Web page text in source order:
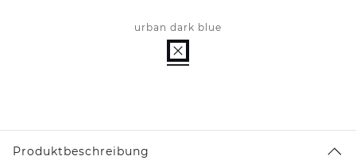
urban dark blue
Produktbeschreibung